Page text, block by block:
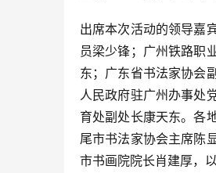
出席本次活动的领导嘉
员梁少锋；广州铁路职
东；广东省书法家协会
人民政府驻广州办事处
育处副处长康天东。各
尾市书法家协会主席陈
市书画院院长肖建厚，